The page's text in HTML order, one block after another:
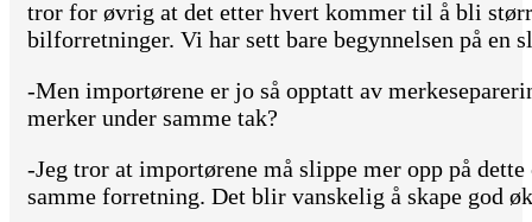
tror for øvrig at det etter hvert kommer til å bli
bilforretninger. Vi har sett bare begynnelsen på en
-Men importørene er jo så opptatt av
merker under samme tak?
-Jeg tror at importørene må slippe mer opp på
samme forretning. Det blir vanskelig å skape god